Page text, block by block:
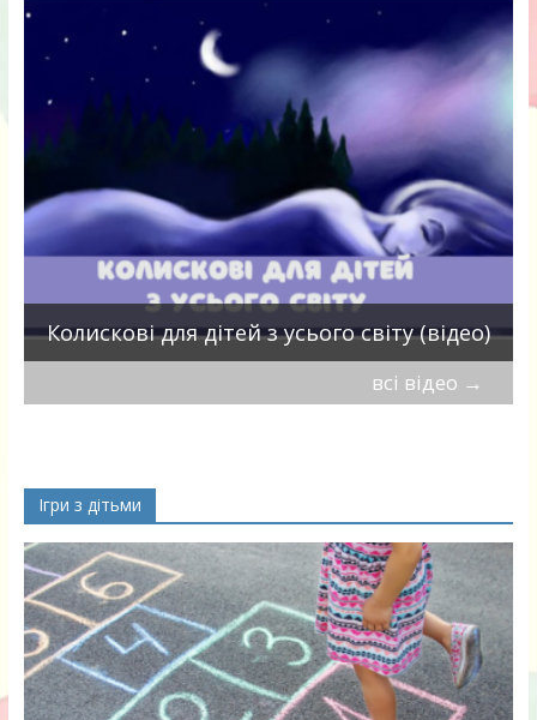
Колискові для дітей з усього світу (відео)
всі відео →
Ігри з дітьми